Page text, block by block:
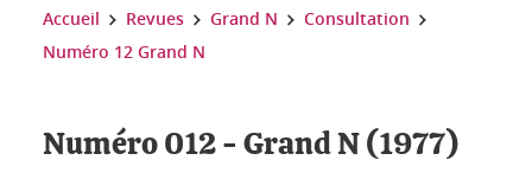
Vous êtes ici :
Accueil Revues Grand N
Consultation
Numéro 12 Grand N
Numéro 012 - Grand N (1977)